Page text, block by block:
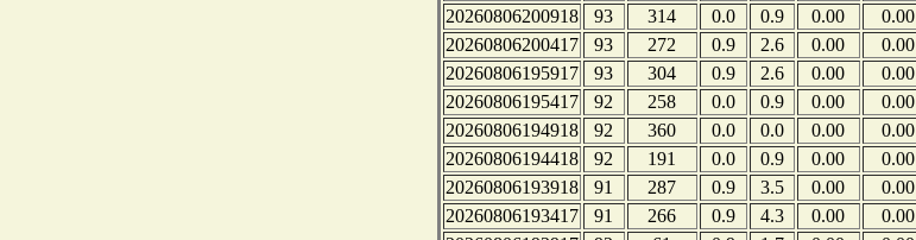
20260806200918
93 314 0.0 0.9 0.00 0.00
20260806200417
93 272 0.9 2.6 0.00 0.00
20260806195917
93 304 0.9 2.6 0.00 0.00
20260806195417
92 258 0.0 0.9 0.00 0.00
20260806194918
92 360 0.0 0.0 0.00 0.00
20260806194418
92 191 0.0 0.9 0.00 0.00
20260806193918
91 287 0.9 3.5 0.00 0.00
20260806193417
91 266 0.9 4.3 0.00 0.00